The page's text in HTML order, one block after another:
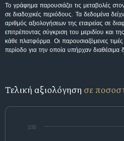
Το γράφημα παρουσιάζει τις μεταβολές
σε διαδοχικές περιόδους. Τα δεδομένα
αριθμός αξιολογήσεων της εταιρείας σε
επιτρέποντας σύγκριση του μεριδίου και
κάθε πλατφόρμα. Οι παρουσιαζόμενες
περίοδο για την οποία υπήρχαν διαθέσιμα
Τελική αξιολόγηση σε
100